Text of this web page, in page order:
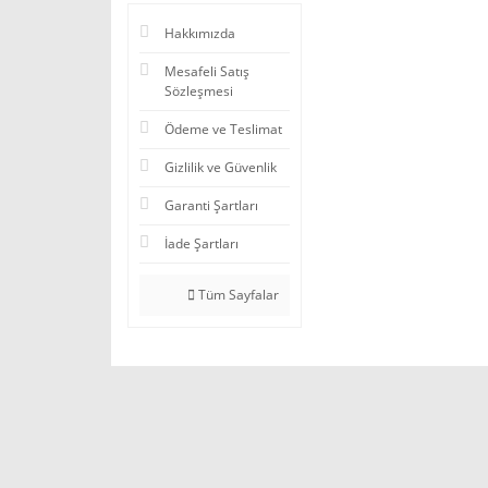
Hakkımızda
Mesafeli Satış
Sözleşmesi
Ödeme ve Teslimat
Gizlilik ve Güvenlik
Garanti Şartları
İade Şartları
Tüm Sayfalar